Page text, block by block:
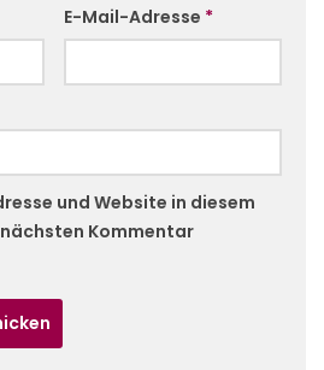
E-Mail-Adresse *
und Website in diesem
Kommentar